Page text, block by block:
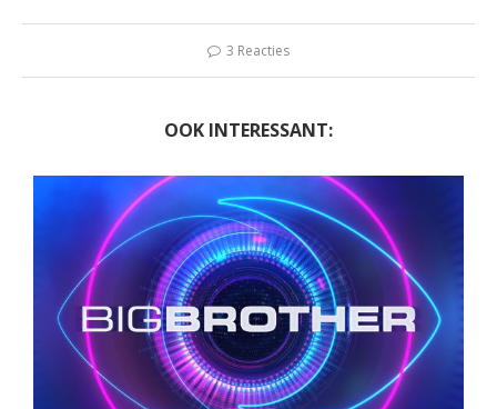
3 Reacties
OOK INTERESSANT: